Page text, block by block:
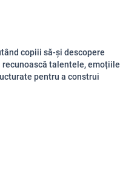
copiii să-și descopere
talentele, emoțiile
pentru a construi